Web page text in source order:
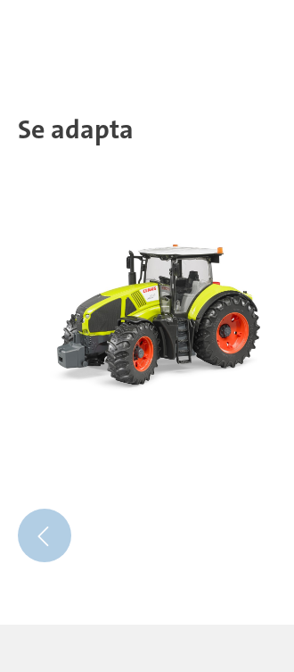
Se adapta